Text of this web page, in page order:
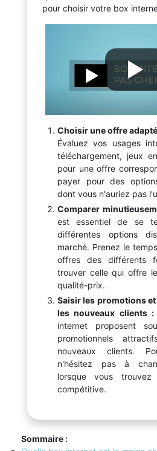
pour choisir votre box
Choisir une offre
Évaluez vos usages
téléchargement, jeux
pour une offre
payer pour des
dont vous n'auriez pas
Comparer
est essentiel de se
différentes options
marché. Prenez le
offres des différents
trouver celle qui offre
qualité-prix.
Saisir les promotions
les nouveaux clients :
internet proposent
promotionnels
nouveaux clients.
n'hésitez pas à
lorsque vous
compétitive.
Sommaire :